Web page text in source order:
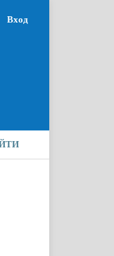
Вход